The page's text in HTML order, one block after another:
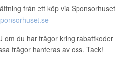
från ett köp via
om du har frågor kring rabattkoder
frågor hanteras av oss. Tack!